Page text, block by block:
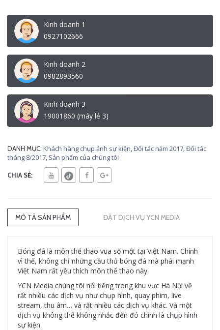
Kinh doanh 1
0927102666
Kinh doanh 2
0982893560
Kinh doanh 3
19001860 (máy lẻ 3)
DANH MỤC: Khách hàng chụp ảnh sự kiện,Đối tác năm 2017,Đối tác
tháng 8/2017, Sản phẩm của chúng tôi
CHIA SẺ:
MÔ TẢ SẢN PHẨM ĐẶT DỊCH VỤ YCN MEDIA
Bóng đá là môn thể thao vua số một tại Việt Nam. Chính
vì thế, không chỉ những cầu thủ bóng đá mà phái mạnh
Việt Nam rất yêu thích môn thể thao này.
YCN Media chúng tôi nổi tiếng trong khu vực Hà Nội về
rất nhiều các dịch vụ như chụp hình, quay phim, live
stream, thu âm… và rất nhiều các dịch vụ khác. Và một
dịch vụ không thể không nhắc đến đó chính là chụp hình
sự kiện.